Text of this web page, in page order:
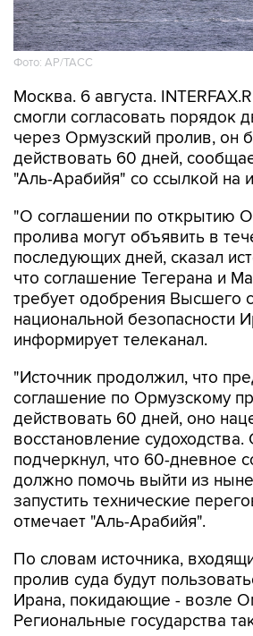
Фото: AP/ТАСС
Москва. 6 августа.
через Ормузский пролив, он
действовать 60 дней,
"Аль-Арабийя" со ссылкой на
"О соглашении по открытию
последующих дней, сказал
что соглашение Тегерана и
требует одобрения Высшего
национальной безопасности
информирует телеканал.
"Источник продолжил, что
действовать 60 дней, оно
восстановление
подчеркнул, что 60-дневное
должно помочь выйти из
запустить технические
отмечает "Аль-Арабийя".
По словам источника,
Ирана, покидающие - возле
Региональные государства
принять участие в процессе
пролива.